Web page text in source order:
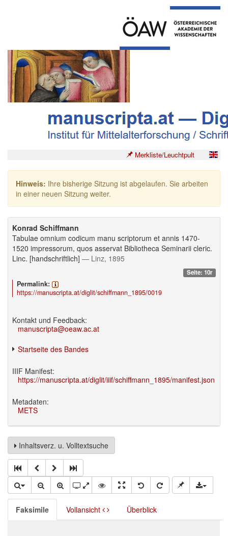
Merkliste/Leuchtpult
Hinweis: Ihre bisherige Sitzung ist abgelaufen. Sie arbeiten
in einer neuen Sitzung weiter.
Konrad Schiffmann
Tabulae omnium codicum manu scriptorum et annis 1470-
1520 impressorum, quos asservat Bibliotheca Seminarii cleric.
Linc. [handschriftlich] — Linz, 1895
Seite: 10r
Permalink:
https://manuscripta.at/diglit/schiffmann_1895/0019
Kontakt und Feedback:
manuscripta@oeaw.ac.at
Startseite des Bandes
IIIF Manifest:
https://manuscripta.at/diglit/iiif/schiffmann_1895/manifest.json
Metadaten:
METS
Inhaltsverz. u. Volltextsuche
Faksimile Vollansicht Überblick